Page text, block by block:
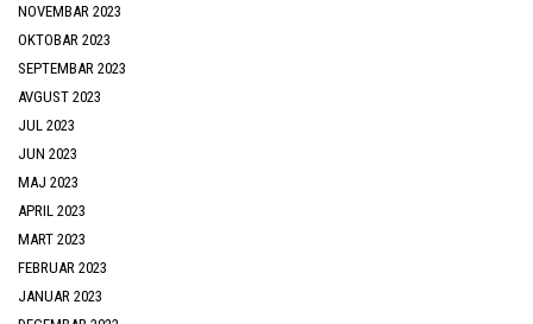
NOVEMBAR 2023
OKTOBAR 2023
SEPTEMBAR 2023
AVGUST 2023
JUL 2023
JUN 2023
MAJ 2023
APRIL 2023
MART 2023
FEBRUAR 2023
JANUAR 2023